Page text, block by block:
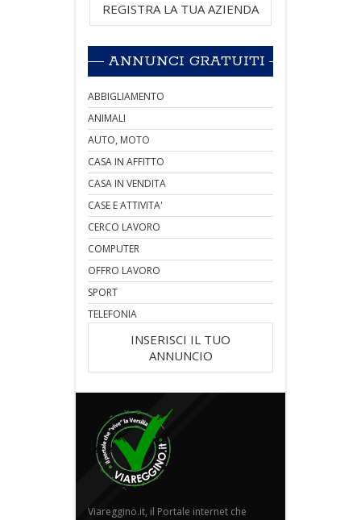
REGISTRA LA TUA AZIENDA
ANNUNCI GRATUITI
ABBIGLIAMENTO
ANIMALI
AUTO, MOTO
CASA IN AFFITTO
CASA IN VENDITA
CASE E ATTIVITA'
CERCO LAVORO
COMPUTER
OFFRO LAVORO
SPORT
TELEFONIA
INSERISCI IL TUO
ANNUNCIO
Viareggino.it, il Portale internet che